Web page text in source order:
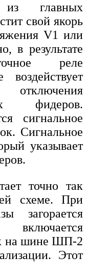
главных
свой якорь
V1 или
в результате
реле
фидеров.
сигнальное
Сигнальное
указывает
точно так
схеме. При
загорается
на шине ШП-2
Этот